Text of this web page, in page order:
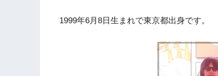
1999年6月8日生まれで東京都出身です。